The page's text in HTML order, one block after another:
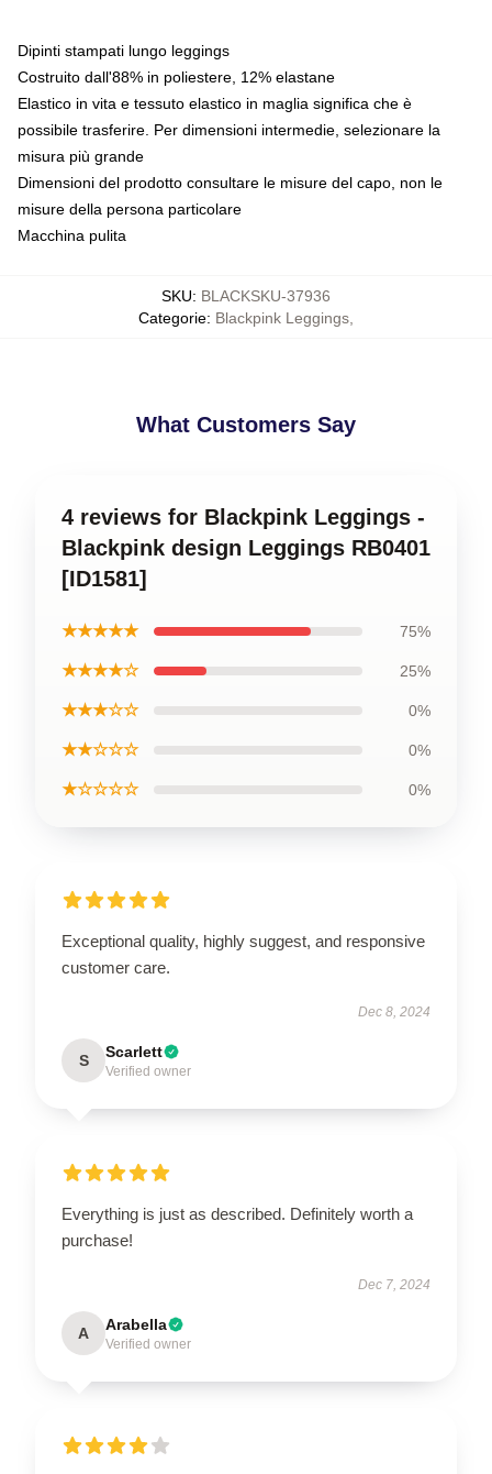
Dipinti stampati lungo leggings
Costruito dall'88% in poliestere, 12% elastane
Elastico in vita e tessuto elastico in maglia significa che è
possibile trasferire. Per dimensioni intermedie, selezionare la
misura più grande
Dimensioni del prodotto consultare le misure del capo, non le
misure della persona particolare
Macchina pulita
SKU: BLACKSKU-37936
Categorie: Blackpink Leggings
What Customers Say
4 reviews for Blackpink Leggings -
Blackpink design Leggings RB0401
[ID1581]
★★★★★ 75%
★★★★☆ 25%
★★★☆☆ 0%
★★☆☆☆ 0%
★☆☆☆☆ 0%
Exceptional quality, highly suggest, and responsive
customer care.
Dec 8, 2024
S Scarlett
Verified owner
Everything is just as described. Definitely worth a
purchase!
Dec 7, 2024
A Arabella
Verified owner